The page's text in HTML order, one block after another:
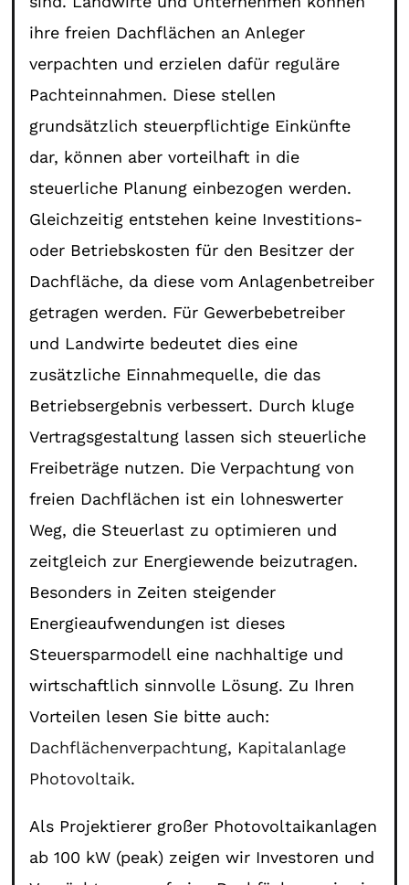
ihre freien Dachflächen an Anleger
verpachten und erzielen dafür reguläre
Pachteinnahmen. Diese stellen
grundsätzlich steuerpflichtige Einkünfte
dar, können aber vorteilhaft in die
steuerliche Planung einbezogen werden.
Gleichzeitig entstehen keine Investitions-
oder Betriebskosten für den Besitzer der
Dachfläche, da diese vom Anlagenbetreiber
getragen werden. Für Gewerbebetreiber
und Landwirte bedeutet dies eine
zusätzliche Einnahmequelle, die das
Betriebsergebnis verbessert. Durch kluge
Vertragsgestaltung lassen sich steuerliche
Freibeträge nutzen. Die Verpachtung von
freien Dachflächen ist ein lohneswerter
Weg, die Steuerlast zu optimieren und
zeitgleich zur Energiewende beizutragen.
Besonders in Zeiten steigender
Energieaufwendungen ist dieses
Steuersparmodell eine nachhaltige und
wirtschaftlich sinnvolle Lösung. Zu Ihren
Vorteilen lesen Sie bitte auch:
Dachflächenverpachtung, Kapitalanlage
Photovoltaik.
Als Projektierer großer Photovoltaikanlagen
ab 100 kW (peak) zeigen wir Investoren und